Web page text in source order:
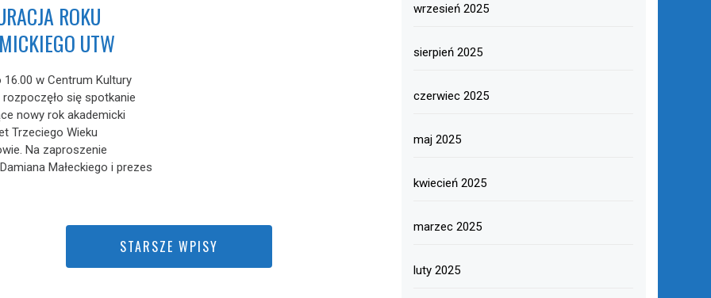
ROKU
UTW
16.00 w Centrum Kultury
rozpoczęło się spotkanie
nowy rok akademicki
Trzeciego Wieku
Na zaproszenie
Małeckiego i prezes
STARSZE WPISY
wrzesień 2025
sierpień 2025
czerwiec 2025
maj 2025
kwiecień 2025
marzec 2025
luty 2025